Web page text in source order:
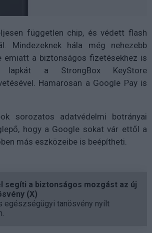
független chip, és védett flash
Mindezeknek hála még nehezebb
emiatt a biztonságos fizetésekhez is
lapkát a StrongBox KeyStore
Hamarosan a Google Pay is
sorozatos adatvédelmi botrányai
hogy a Google sokat vár ettől a
más eszközeibe is beépítheti.
segíti a biztonságos mozgást az új
(X)
egészségügyi tanösvény nyílt